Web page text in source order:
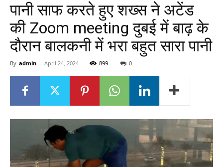
पानी साफ करते हुए शख्स ने अटेंड
की Zoom meeting दुबई में बाढ़ के
दौरान बालकनी में भरा बहुत सारा पानी
By admin - April 24, 2024 899 0